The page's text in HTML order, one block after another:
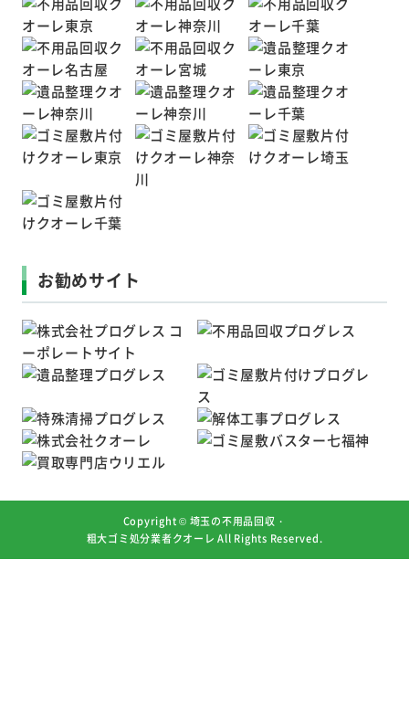
お勧めサイト
Copyright © 埼玉の不用品回収・
粗大ゴミ処分業者クオーレ All Rights Reserved.